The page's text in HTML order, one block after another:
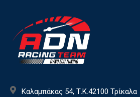
Καλαμπάκας 54, Τ.Κ.42100 Τρίκαλα